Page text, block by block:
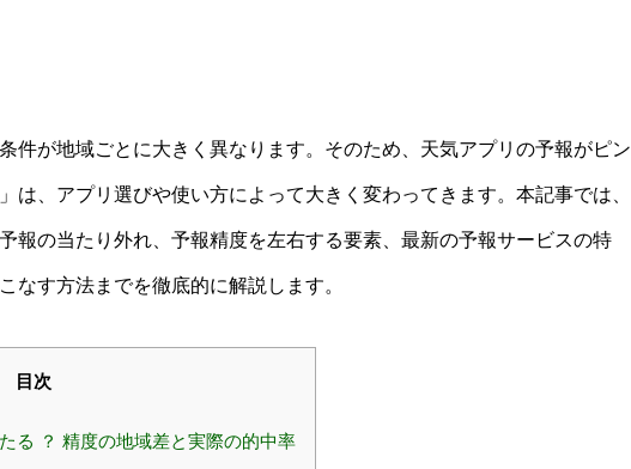
件が地域ごとに大きく異なります。そのため、天気アプリの予報がピン
は、アプリ選びや使い方によって大きく変わってきます。本記事では、
報の当たり外れ、予報精度を左右する要素、最新の予報サービスの特
なす方法までを徹底的に解説します。
目次
る ？ 精度の地域差と実際の的中率